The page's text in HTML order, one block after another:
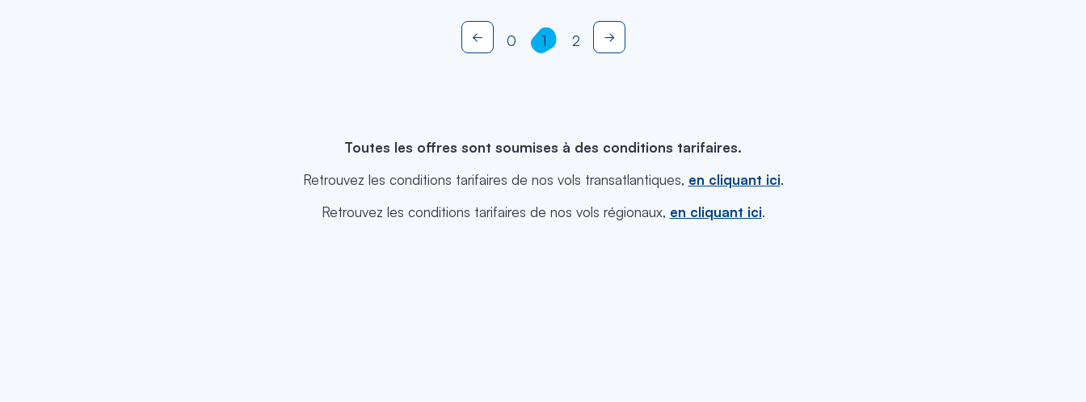
Page
précédente
Page
0
Page
courante
1 Page
2
Page
suivante
Toutes les offres sont soumises à des conditions tarifaires.
Retrouvez les conditions tarifaires de nos vols transatlantiques, en cliquant ici.
Retrouvez les conditions tarifaires de nos vols régionaux, en cliquant ici.